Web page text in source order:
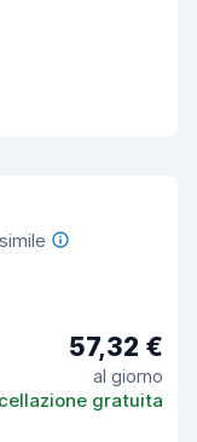
57,32 €
al giorno
gratuita